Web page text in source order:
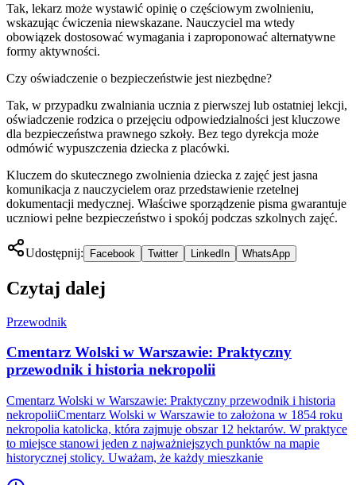
Tak, lekarz może wystawić opinię o częściowym zwolnieniu,
wskazując ćwiczenia niewskazane. Nauczyciel ma wtedy
obowiązek dostosować wymagania i zaproponować alternatywne
formy aktywności.
Czy oświadczenie o bezpieczeństwie jest niezbędne?
Tak, w przypadku zwalniania ucznia z pierwszej lub ostatniej lekcji,
oświadczenie rodzica o przejęciu odpowiedzialności jest kluczowe
dla bezpieczeństwa prawnego szkoły. Bez tego dyrekcja może
odmówić wypuszczenia dziecka z placówki.
Kluczem do skutecznego zwolnienia dziecka z zajęć jest jasna
komunikacja z nauczycielem oraz przedstawienie rzetelnej
dokumentacji medycznej. Właściwe sporządzenie pisma gwarantuje
uczniowi pełne bezpieczeństwo i spokój podczas szkolnych zajęć.
Udostępnij: Facebook Twitter LinkedIn WhatsApp
Czytaj dalej
Przewodnik
Cmentarz Wolski w Warszawie: Praktyczny
przewodnik i historia nekropolii
Cmentarz Wolski w Warszawie: Praktyczny przewodnik i historia
nekropoliiCmentarz Wolski w Warszawie to założona w 1854 roku
nekropolia katolicka, która zajmuje obszar 12 hektarów. W praktyce
to miejsce stanowi jeden z najważniejszych punktów na mapie
historycznej stolicy. Uważam, że każdy mieszkanie